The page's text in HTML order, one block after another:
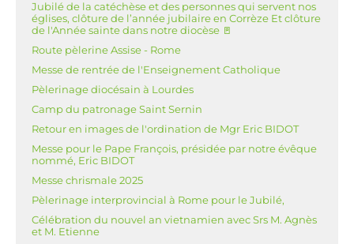
Jubilé de la catéchèse et des personnes qui servent nos
églises, clôture de l’année jubilaire en Corrèze Et clôture
de l'Année sainte dans notre diocèse 🚪
Route pèlerine Assise - Rome
Messe de rentrée de l'Enseignement Catholique
Pèlerinage diocésain à Lourdes
Camp du patronage Saint Sernin
Retour en images de l'ordination de Mgr Eric BIDOT
Messe pour le Pape François, présidée par notre évêque
nommé, Eric BIDOT
Messe chrismale 2025
Pèlerinage interprovincial à Rome pour le Jubilé,
Célébration du nouvel an vietnamien avec Srs M. Agnès
et M. Etienne